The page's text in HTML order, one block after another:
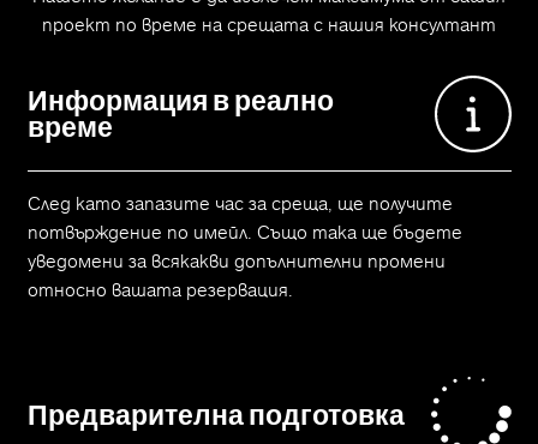
проект по време на срещата с нашия консултант
Информация в реално
време
След като запазите час за среща, ще получите
потвърждение по имейл. Също така ще бъдете
уведомени за всякакви допълнителни промени
относно вашата резервация.
Предварителна подготовка